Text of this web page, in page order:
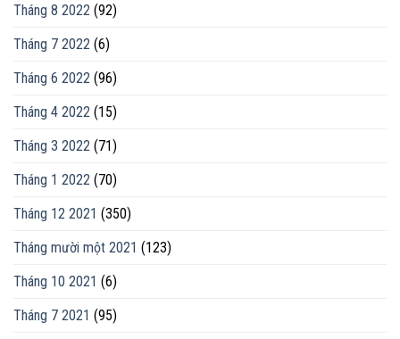
Tháng 8 2022 (92)
Tháng 7 2022 (6)
Tháng 6 2022 (96)
Tháng 4 2022 (15)
Tháng 3 2022 (71)
Tháng 1 2022 (70)
Tháng 12 2021 (350)
Tháng mười một 2021 (123)
Tháng 10 2021 (6)
Tháng 7 2021 (95)